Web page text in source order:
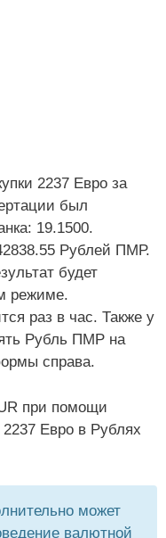
2237 Евро за
был
19.1500.
Рублей ПМР.
будет
режиме.
раз в час. Также у
Рубль ПМР на
справа.
при помощи
2237 Евро в Рублях
может
валютной